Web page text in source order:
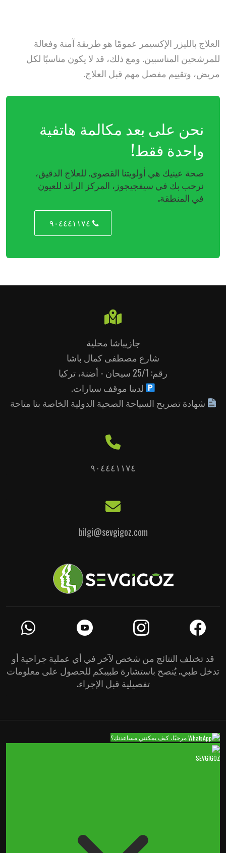
العلاج بالليزر الإكسيمر عمومًا هو طريقة آمنة وفعالة
للمرشحين المناسبين. ومع ذلك، قد لا يكون مناسبًا لكل
مريض، وتقييم مفصل مهم قبل العلاج.
نحن على بعد مكالمة هاتفية
واحدة فقط!
صحة عينيك هي أولويتنا القصوى. للعلاج الدقيق،
نرحب بك في سيفجيجوز، المركز الرائد للعيون
في المنطقة.
٩٠٤٤٤١١٧٤
جازيباشا محلية
شارع مصطفى كمال باشا
رقم: 25/1 سيحان - أضنة، تركيا
لدينا موقف سيارات.
شهادة تصريح السياحة الصحية الدولية الخاصة بنا متاحة
٩٠٤٤٤١١٧٤
bilgi@sevgigoz.com
قد تختلف النتائج من شخص لآخر في أي عملية جراحية أو
تدخل طبي. يُنصح باستشارة طبيبكم للحصول على معلومات
تفصيلية قبل الإجراء.
مرحبًا، كيف يمكنني مساعدتك؟
SEVGİGÖZ